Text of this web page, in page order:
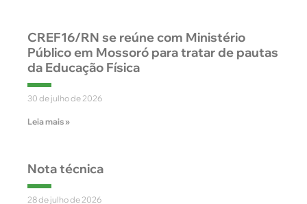
CREF16/RN se reúne com Ministério
Público em Mossoró para tratar de pautas
da Educação Física
30 de julho de 2026
Leia mais »
Nota técnica
28 de julho de 2026